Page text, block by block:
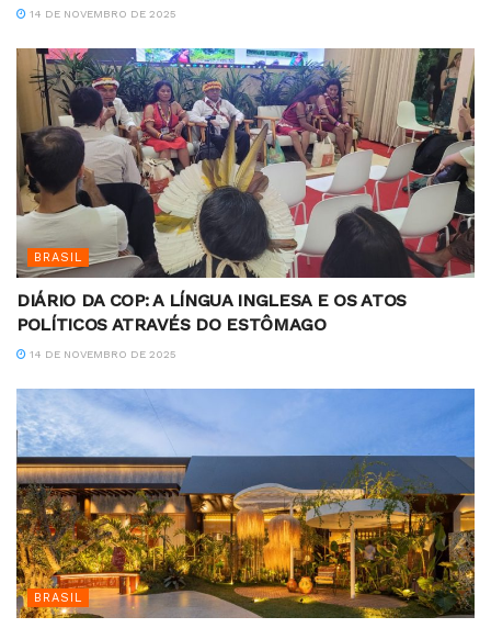
14 DE NOVEMBRO DE 2025
BRASIL
DIÁRIO DA COP: A LÍNGUA INGLESA E OS ATOS
POLÍTICOS ATRAVÉS DO ESTÔMAGO
14 DE NOVEMBRO DE 2025
BRASIL